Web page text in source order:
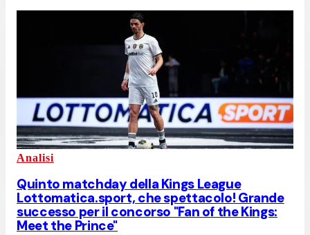
Analisi
Quinto matchday della Kings League
Lottomatica.sport, che spettacolo! Grande
successo per il concorso "Fan of the Kings:
Meet the Prince"